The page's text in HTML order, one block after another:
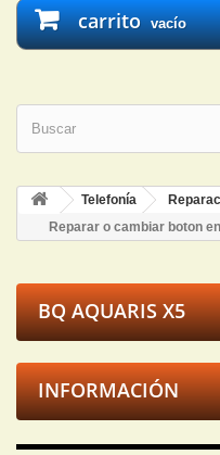
carrito vacío
Telefonía
Reparar o cambiar boton
BQ AQUARIS X5
INFORMACIÓN